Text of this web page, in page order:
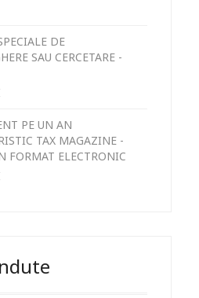
DE
SAU CERCETARE -
PE UN AN
TAX MAGAZINE -
FORMAT ELECTRONIC